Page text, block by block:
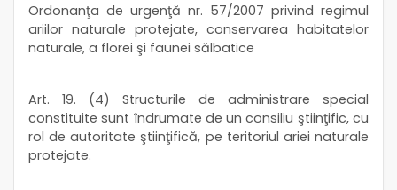
Ordonanţa de urgenţă nr. 57/2007 privind regimul
ariilor naturale protejate, conservarea habitatelor
naturale, a florei şi faunei sălbatice
Art. 19. (4) Structurile de administrare special
constituite sunt îndrumate de un consiliu ştiinţific, cu
rol de autoritate ştiinţifică, pe teritoriul ariei naturale
protejate.